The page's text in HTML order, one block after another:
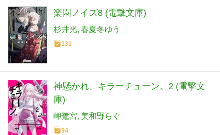
楽園ノイズ8 (電撃文庫)
杉井光 春夏冬ゆう
131
神懸かれ、キラーチューン。2 (電撃文
庫)
岬鷺宮 美和野らぐ
94